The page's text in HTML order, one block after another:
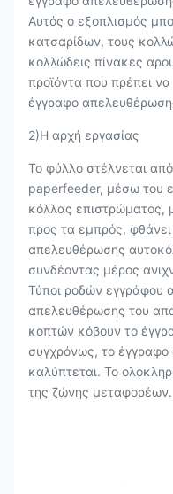
Αυτός ο εξοπλισμός
κατσαρίδων, τους
κολλώδεις πίνακες
προϊόντα που πρέπει
έγγραφο
2)Η αρχή εργασίας
Το φύλλο στέλνεται
paperfeeder, μέσω του
κόλλας επιστρώματος,
προς τα εμπρός,
απελευθέρωσης
συνδέοντας μέρος
Τύποι ροδών εγγράφου
απελευθέρωσης του
κοπτών κόβουν το
συγχρόνως, το έγγραφο
καλύπτεται. Το
της ζώνης μεταφορέων.